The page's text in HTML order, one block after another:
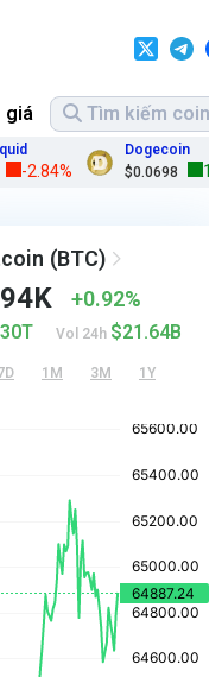
giá
Dogecoin
$0.0698
1.64%
(BTC)
0.92%
Vol 24h $21.64B
1M 3M
1Y